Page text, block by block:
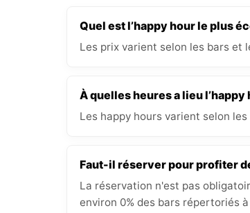
Quel est l’happy hour le plus
Les prix varient selon les bars et
À quelles heures a lieu
Les happy hours varient selon
Faut-il réserver pour profiter
La réservation n'est pas
environ 0% des bars répertoriés